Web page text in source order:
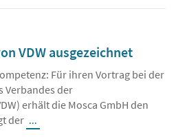
VDW ausgezeichnet
Für ihren Vortrag bei der
Verbandes der
erhält die Mosca GmbH den
der ...